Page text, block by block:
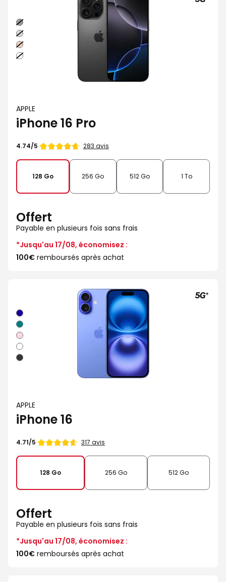
Noir
Naturel
Sable
Blanc
APPLE
iPhone 16 Pro
Note
4.74/5 283 avis
128 Go 256 Go 512 Go 1 To
Offert
Payable en plusieurs fois sans frais
*Jusqu'au 17/08, économisez :
100€ remboursés après achat
Outremer
Sarcelle
Rose
Blanc
Noir
APPLE
iPhone 16
Note
4.71/5 317 avis
128 Go 256 Go 512 Go
Offert
Payable en plusieurs fois sans frais
*Jusqu'au 17/08, économisez :
100€ remboursés après achat